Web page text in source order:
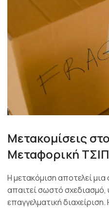
Μετακομίσεις
Μεταφορική
Η μετακόμιση αποτελεί
απαιτεί σωστό
επαγγελματική